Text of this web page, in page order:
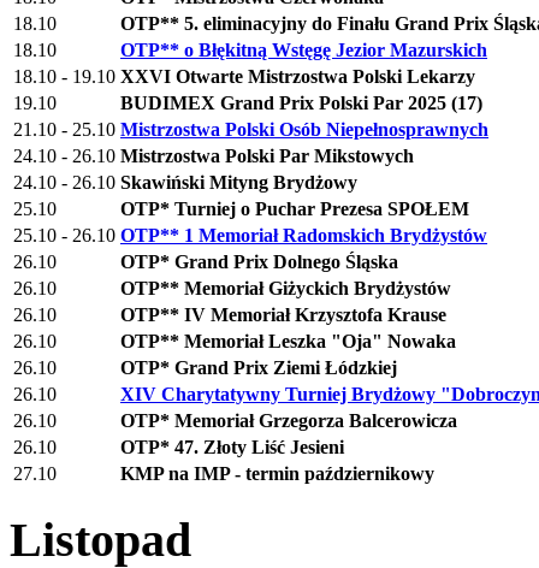
18.10
OTP** 5. eliminacyjny do Finału Grand Prix
18.10
OTP** o Błękitną Wstęgę Jezior Mazurskich
18.10 - 19.10 XXVI Otwarte Mistrzostwa Polski Lekarzy
19.10
BUDIMEX Grand Prix Polski Par 2025 (17)
21.10 - 25.10 Mistrzostwa Polski Osób Niepełnosprawnych
24.10 - 26.10 Mistrzostwa Polski Par Mikstowych
24.10 - 26.10 Skawiński Mityng Brydżowy
25.10
OTP* Turniej o Puchar Prezesa SPOŁEM
25.10 - 26.10 OTP** 1 Memoriał Radomskich Brydżystów
26.10
OTP* Grand Prix Dolnego Śląska
26.10
OTP** Memoriał Giżyckich Brydżystów
26.10
OTP** IV Memoriał Krzysztofa Krause
26.10
OTP** Memoriał Leszka "Oja" Nowaka
26.10
OTP* Grand Prix Ziemi Łódzkiej
26.10
XIV Charytatywny Turniej Brydżowy
26.10
OTP* Memoriał Grzegorza Balcerowicza
26.10
OTP* 47. Złoty Liść Jesieni
27.10
KMP na IMP - termin październikowy
Listopad